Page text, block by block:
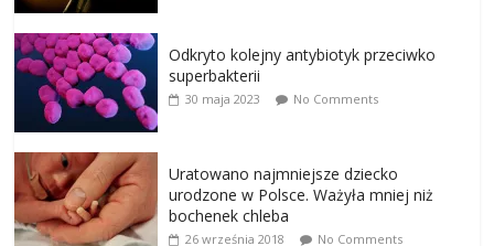
Odkryto kolejny antybiotyk przeciwko
superbakterii
30 maja 2023 No Comments
Uratowano najmniejsze dziecko
urodzone w Polsce. Ważyła mniej niż
bochenek chleba
26 września 2018 No Comments